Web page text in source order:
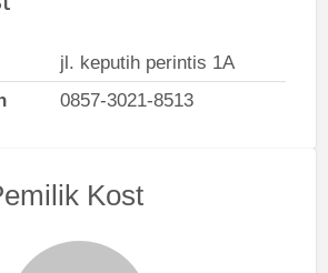
jl. keputih perintis 1A
0857-3021-8513
Kost